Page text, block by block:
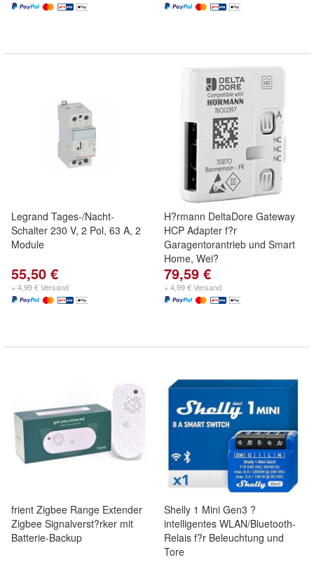
Legrand Tages-/Nacht-
Schalter 230 V, 2 Pol, 63 A, 2
Module
55,50 €
+ 4,99 € Versand
H?rmann DeltaDore Gateway
HCP Adapter f?r
Garagentorantrieb und Smart
Home, Wei?
79,59 €
+ 4,99 € Versand
frient Zigbee Range Extender
Zigbee Signalverst?rker mit
Batterie-Backup
Shelly 1 Mini Gen3 ?
intelligentes WLAN/Bluetooth-
Relais f?r Beleuchtung und
Tore